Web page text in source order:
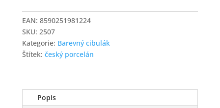
vysoká
14
cm,
BAREVNÝ
EAN: 8590251981224
SKU: 2507
Kategorie: Barevný cibulák
Štítek: český porcelán
Popis